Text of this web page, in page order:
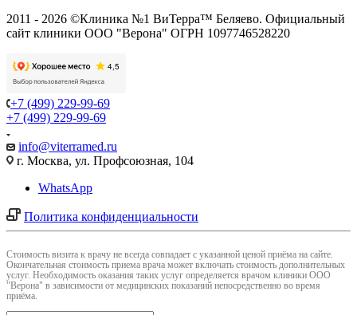
2011 - 2026 ©Клиника №1 ВиТерра™ Беляево. Официальный
сайт клиники ООО "Верона" ОГРН 1097746528220
+7 (499) 229-99-69
+7 (499) 229-99-69
info@viterramed.ru
г. Москва, ул. Профсоюзная, 104
WhatsApp
Политика конфиденциальности
Cтоимость визита к врачу не всегда совпадает с указанной ценой приёма на сайте.
Окончательная стоимость приема врача может включать стоимость дополнительных
услуг. Необходимость оказания таких услуг определяется врачом клиники ООО
"Верона" в зависимости от медицинских показаний непосредственно во время
приёма.